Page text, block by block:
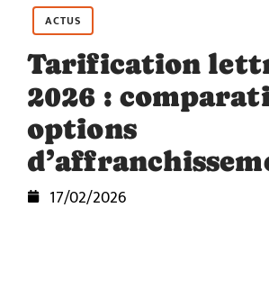
ACTUS
Tarification
2026 :
options
17/02/2026